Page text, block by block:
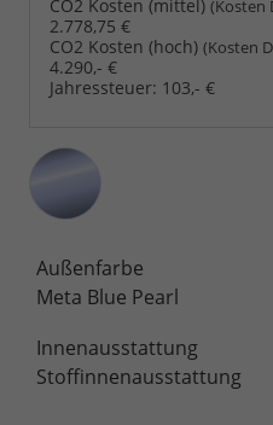
CO2 Kosten (mittel) (Kosten
2.778,75 €
CO2 Kosten (hoch) (Kosten
4.290,- €
Jahressteuer: 103,- €
Außenfarbe
Meta Blue Pearl
Innenausstattung
Stoffinnenausstattung